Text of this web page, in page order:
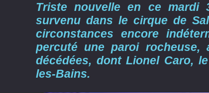
Triste nouvelle en ce mardi
survenu dans le cirque de
circonstances encore
percuté une paroi rocheuse,
décédées, dont Lionel Caro,
les-Bains.